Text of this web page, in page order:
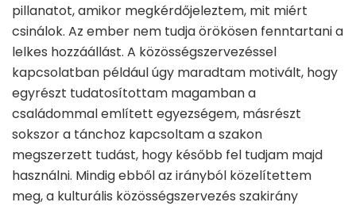
pillanatot, amikor megkérdőjeleztem, mit miért
csinálok. Az ember nem tudja örökösen fenntartani a
lelkes hozzáállást. A közösségszervezéssel
kapcsolatban például úgy maradtam motivált, hogy
egyrészt tudatosítottam magamban a
családommal említett egyezségem, másrészt
sokszor a tánchoz kapcsoltam a szakon
megszerzett tudást, hogy később fel tudjam majd
használni. Mindig ebből az irányból közelítettem
meg, a kulturális közösségszervezés szakirány